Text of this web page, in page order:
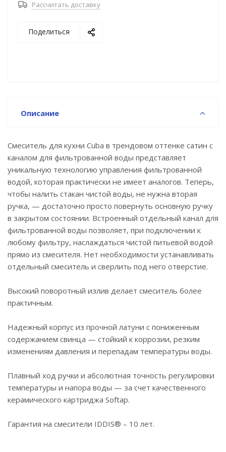
более практичным.
качественного керамического картриджа Softap.
Гарантия на смесители IDDIS® – 10 лет.
Рассчитать доставку
Поделиться
Описание
Смеситель для кухни Cuba в трендовом оттенке сатин с
каналом для фильтрованной воды представляет
уникальную технологию управления фильтрованной
водой, которая практически не имеет аналогов. Теперь,
чтобы налить стакан чистой воды, не нужна вторая
ручка, — достаточно просто повернуть основную ручку
в закрытом состоянии. Встроенный отдельный канал для
фильтрованной воды позволяет, при подключении к
любому фильтру, наслаждаться чистой питьевой водой
прямо из смесителя. Нет необходимости устанавливать
отдельный смеситель и сверлить под него отверстие.
Высокий поворотный излив делает смеситель более
практичным.
Надежный корпус из прочной латуни с пониженным
содержанием свинца — стойкий к коррозии, резким
изменениям давления и перепадам температуры воды.
Плавный ход ручки и абсолютная точность регулировки
температуры и напора воды — за счет качественного
керамического картриджа Softap.
Гарантия на смесители IDDIS® – 10 лет.